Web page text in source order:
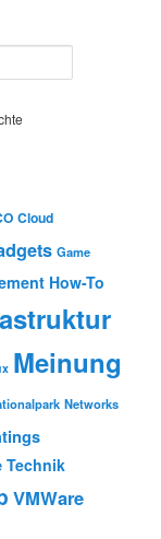
Cloud
Game
How-To
Meinung
Networks
Technik
VMWare